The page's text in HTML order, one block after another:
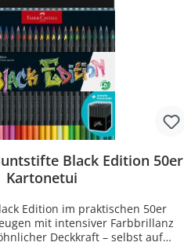
Black Edition 50er
Kartonetui
Edition im praktischen 50er
mit intensiver Farbbrillanz
Deckkraft – selbst auf